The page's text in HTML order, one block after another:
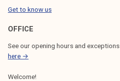
Get to know us
OFFICE
See our opening hours and exceptions
here →
Welcome!